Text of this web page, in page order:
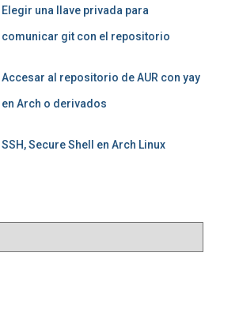
Elegir una llave privada para
comunicar git con el repositorio
Accesar al repositorio de AUR con yay
en Arch o derivados
SSH, Secure Shell en Arch Linux